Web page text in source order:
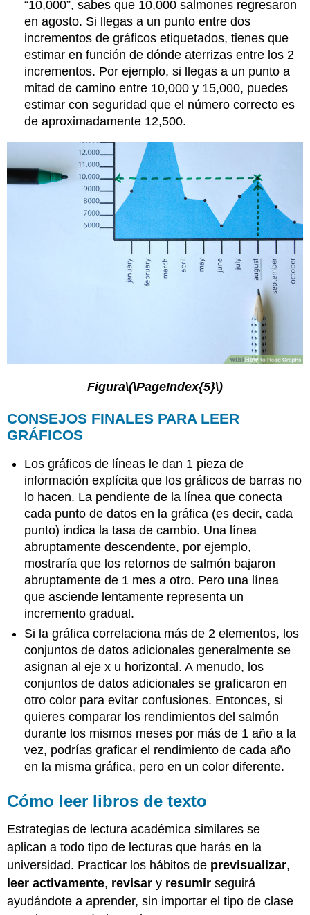
“10,000”, sabes que 10,000 salmones regresaron
en agosto. Si llegas a un punto entre dos
incrementos de gráficos etiquetados, tienes que
estimar en función de dónde aterrizas entre los 2
incrementos. Por ejemplo, si llegas a un punto a
mitad de camino entre 10,000 y 15,000, puedes
estimar con seguridad que el número correcto es
de aproximadamente 12,500.
Figura\(\PageIndex{5}\)
CONSEJOS FINALES PARA LEER
GRÁFICOS
Los gráficos de líneas le dan 1 pieza de
información explícita que los gráficos de barras no
lo hacen. La pendiente de la línea que conecta
cada punto de datos en la gráfica (es decir, cada
punto) indica la tasa de cambio. Una línea
abruptamente descendente, por ejemplo,
mostraría que los retornos de salmón bajaron
abruptamente de 1 mes a otro. Pero una línea
que asciende lentamente representa un
incremento gradual.
Si la gráfica correlaciona más de 2 elementos, los
conjuntos de datos adicionales generalmente se
asignan al eje x u horizontal. A menudo, los
conjuntos de datos adicionales se graficaron en
otro color para evitar confusiones. Entonces, si
quieres comparar los rendimientos del salmón
durante los mismos meses por más de 1 año a la
vez, podrías graficar el rendimiento de cada año
en la misma gráfica, pero en un color diferente.
Cómo leer libros de texto
Estrategias de lectura académica similares se
aplican a todo tipo de lecturas que harás en la
universidad. Practicar los hábitos de previsualizar,
leer activamente, revisar y resumir seguirá
ayudándote a aprender, sin importar el tipo de clase